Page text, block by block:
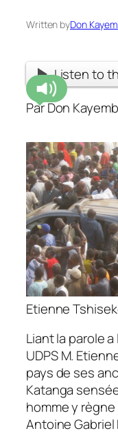
Written byDon
Listen to
Par Don
Etienne
Liant la parole a
UDPS M.
pays de ses
Katanga
homme y
Antoine Gabriel